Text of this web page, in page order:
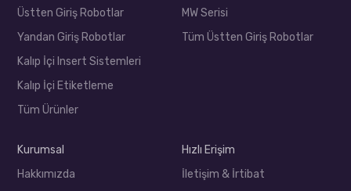
Üstten Giriş Robotlar
Yandan Giriş Robotlar
Kalıp İçi Insert Sistemleri
Kalıp İçi Etiketleme
Tüm Ürünler
MW Serisi
Tüm Üstten Giriş Robotlar
Kurumsal
Hakkımızda
Hızlı Erişim
İletişim & İrtibat